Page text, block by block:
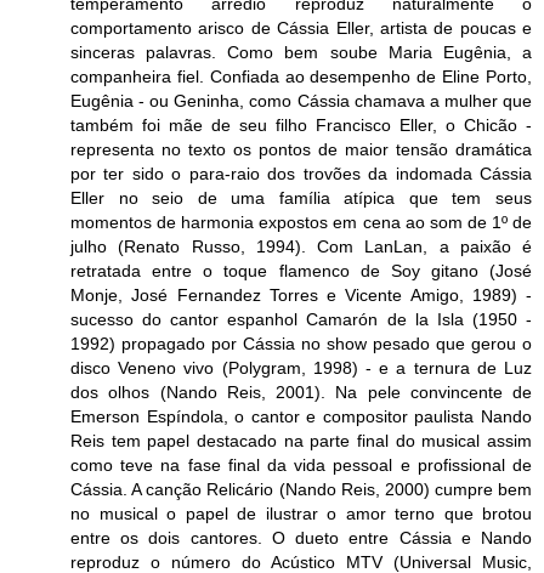
comportamento arisco de Cássia Eller, artista de poucas e
sinceras palavras. Como bem soube Maria Eugênia, a
companheira fiel. Confiada ao desempenho de Eline Porto,
Eugênia - ou Geninha, como Cássia chamava a mulher que
também foi mãe de seu filho Francisco Eller, o Chicão -
representa no texto os pontos de maior tensão dramática
por ter sido o para-raio dos trovões da indomada Cássia
Eller no seio de uma família atípica que tem seus
momentos de harmonia expostos em cena ao som de 1º de
julho (Renato Russo, 1994). Com LanLan, a paixão é
retratada entre o toque flamenco de Soy gitano (José
Monje, José Fernandez Torres e Vicente Amigo, 1989) -
sucesso do cantor espanhol Camarón de la Isla (1950 -
1992) propagado por Cássia no show pesado que gerou o
disco Veneno vivo (Polygram, 1998) - e a ternura de Luz
dos olhos (Nando Reis, 2001). Na pele convincente de
Emerson Espíndola, o cantor e compositor paulista Nando
Reis tem papel destacado na parte final do musical assim
como teve na fase final da vida pessoal e profissional de
Cássia. A canção Relicário (Nando Reis, 2000) cumpre bem
no musical o papel de ilustrar o amor terno que brotou
entre os dois cantores. O dueto entre Cássia e Nando
reproduz o número do Acústico MTV (Universal Music,